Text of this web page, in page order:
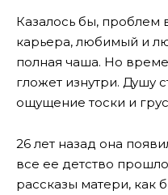
Казалось бы, проблем
карьера, любимый и
полная чаша. Но
гложет изнутри. Душу
ощущение тоски и
26 лет назад она
все ее детство
рассказы матери, как